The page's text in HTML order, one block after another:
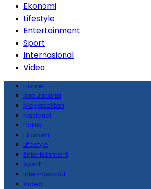
Ekonomi
Lifestyle
Entertainment
Sport
Internasional
Video
Home
Info Jakarta
Megapolitan
Nasional
Politik
Ekonomi
Lifestyle
Entertainment
Sport
Internasional
Video